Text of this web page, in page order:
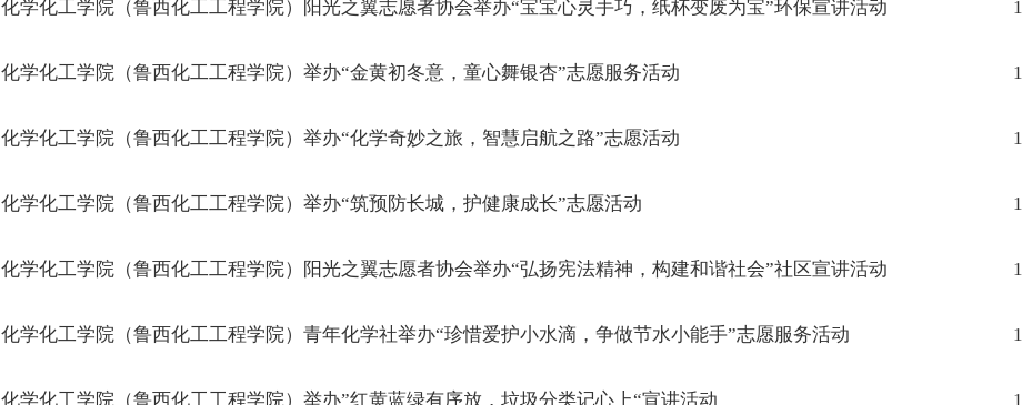
化学化工学院（鲁西化工工程学院）阳光之翼志愿者协会举办“宝宝心灵手巧，纸杯变废为宝”环保宣讲活动
化学化工学院（鲁西化工工程学院）举办“金黄初冬意，童心舞银杏”志愿服务活动
化学化工学院（鲁西化工工程学院）举办“化学奇妙之旅，智慧启航之路”志愿活动
化学化工学院（鲁西化工工程学院）举办“筑预防长城，护健康成长”志愿活动
化学化工学院（鲁西化工工程学院）阳光之翼志愿者协会举办“弘扬宪法精神，构建和谐社会”社区宣讲活动
化学化工学院（鲁西化工工程学院）青年化学社举办“珍惜爱护小水滴，争做节水小能手”志愿服务活动
化学化工学院（鲁西化工工程学院）举办”红黄蓝绿有序放，垃圾分类记心上“宣讲活动